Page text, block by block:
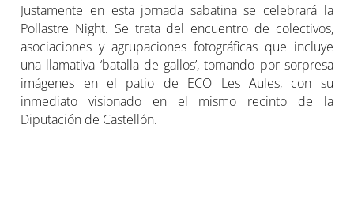
Justamente en esta jornada sabatina se celebrará la
Pollastre Night. Se trata del encuentro de colectivos,
asociaciones y agrupaciones fotográficas que incluye
una llamativa ‘batalla de gallos’, tomando por sorpresa
imágenes en el patio de ECO Les Aules, con su
inmediato visionado en el mismo recinto de la
Diputación de Castellón.